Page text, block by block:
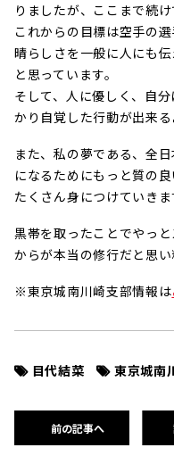
りましたが、ここまで続
これからの目標は空手の
晴らしさを一般に人にも
と思っています。
そして、人に優しく、自
かり自覚した行動が出来
また、私の夢である、全
になるためにもっと質の
たくさん身につけていきま
黒帯を取ったことでやっ
からが本当の修行だと思
※東京城南川崎支部情報は
目代結菜 東京城南
前の記事へ